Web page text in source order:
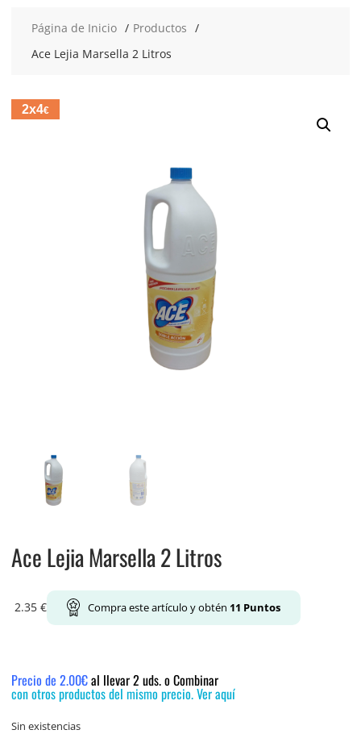
Página de Inicio
Productos
Ace Lejia Marsella 2 Litros
2x4€
Ace Lejia Marsella 2 Litros
2.35 € Compra este artículo y obtén 11 Puntos
Precio de 2.00€al llevar 2 uds. o Combinar
con otros productos del mismo precio. Ver aquí
Sin existencias